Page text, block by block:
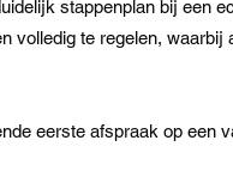
stappenplan bij een
volledig te regelen, waarbij
eerste afspraak op een